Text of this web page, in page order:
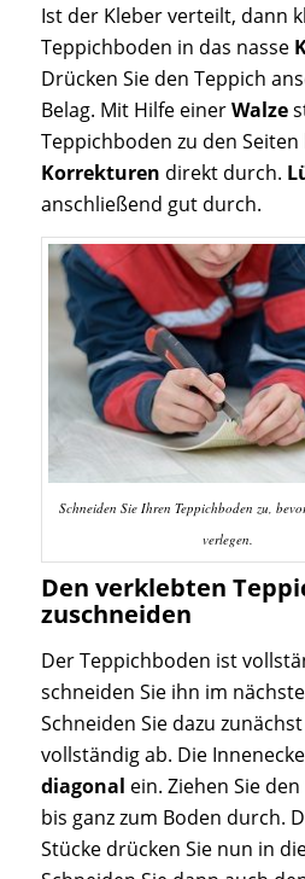
Ist der Kleber verteilt, dann
Teppichboden in das nasse
Drücken Sie den Teppich
Belag. Mit Hilfe einerWalze
Teppichboden zu den
Korrekturen direkt durch.
anschließend gut durch.
Schneiden Sie Ihren Teppichboden zu,
verlegen.
Den verklebten
zuschneiden
Der Teppichboden ist
schneiden Sie ihn im
Schneiden Sie dazu
vollständig ab. Die
diagonal ein. Ziehen Sie
bis ganz zum Boden durch.
Stücke drücken Sie nun in